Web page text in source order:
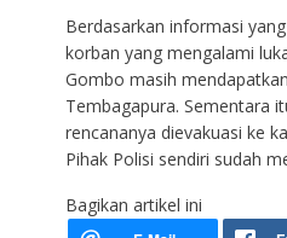
Berdasarkan informasi
korban yang mengalami
Gombo masih
Tembagapura. Sementara
rencananya dievakuasi ke
Pihak Polisi sendiri sudah
Bagikan artikel ini